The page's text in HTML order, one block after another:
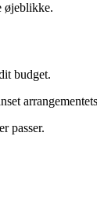
øjeblikke.
budget.
passer.